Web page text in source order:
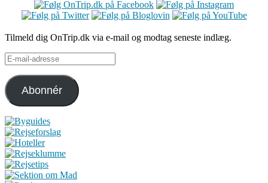
Tilmeld dig OnTrip.dk via e-mail og modtag seneste indlæg.
E-
mail-
adresse
Abonnér